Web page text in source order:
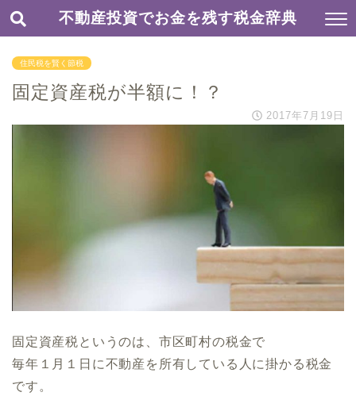
不動産投資でお金を残す税金辞典
住民税を賢く節税
固定資産税が半額に！？
2017年7月19日
固定資産税というのは、市区町村の税金で
毎年１月１日に不動産を所有している人に掛かる税金
です。